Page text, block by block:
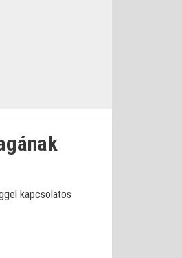
kapcsolatos